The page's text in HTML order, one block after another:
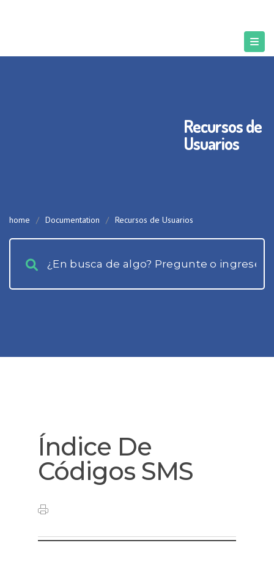
Recursos de
Usuarios
home / Documentation / Recursos de Usuarios
Índice De
Códigos SMS